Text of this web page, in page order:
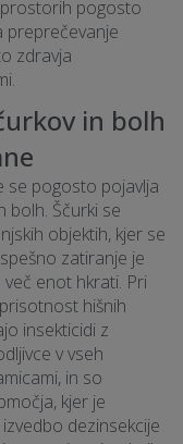
prostorih pogosto
preprečevanje
zdravja
in bolh
se pogosto pojavlja
bolh. Ščurki se
objektih, kjer se
zatiranje je
enot hkrati. Pri
hišnih
insekticidi z
v vseh
in so
kjer je
dezinsekcije